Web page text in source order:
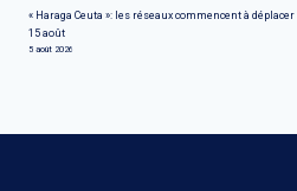
« Haraga Ceuta »: les réseaux commencent à
15 août
5 août 2026